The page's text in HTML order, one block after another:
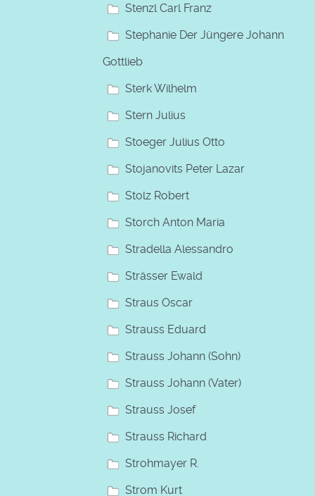
Stenzl Carl Franz
Stephanie Der Jüngere Johann
Gottlieb
Sterk Wilhelm
Stern Julius
Stoeger Julius Otto
Stojanovits Peter Lazar
Stolz Robert
Storch Anton Maria
Stradella Alessandro
Strässer Ewald
Straus Oscar
Strauss Eduard
Strauss Johann (Sohn)
Strauss Johann (Vater)
Strauss Josef
Strauss Richard
Strohmayer R.
Strom Kurt